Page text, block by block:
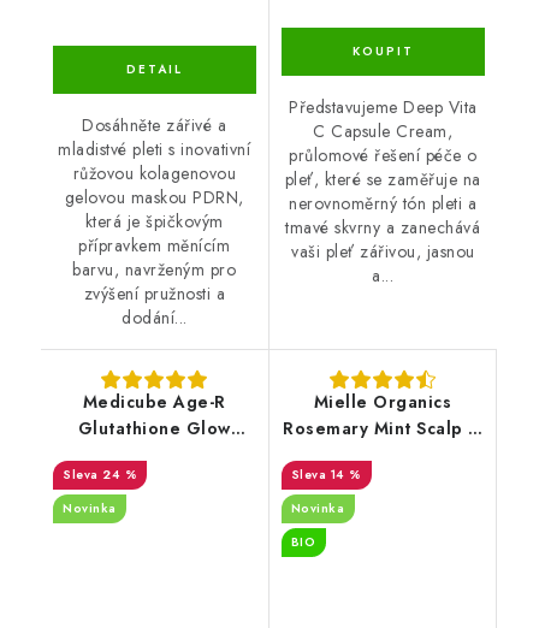
Dosáhněte zářivé a
mladistvé pleti s inovativní
růžovou kolagenovou
gelovou maskou PDRN,
která je špičkovým
přípravkem měnícím
barvu, navrženým pro
zvýšení pružnosti a
dodání...
Představujeme Deep Vita
C Capsule Cream,
průlomové řešení péče o
pleť, které se zaměřuje na
nerovnoměrný tón pleti a
tmavé skvrny a zanechává
vaši pleť zářivou, jasnou
a...
Medicube Age-R
Glutathione Glow
Serum 30g
24 %
Novinka
Mielle Organics
Rosemary Mint Scalp &
Hair Strengthening Oil
59ml
14 %
Novinka
BIO